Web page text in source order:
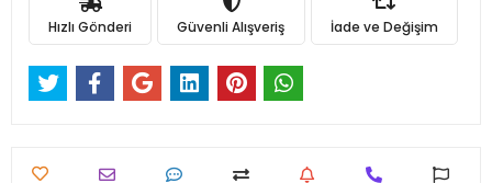
Hızlı Gönderi Güvenli Alışveriş İade ve Değişim